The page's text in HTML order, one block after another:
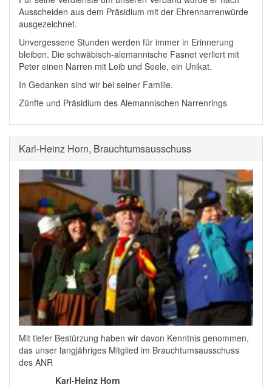
Ausscheiden aus dem Präsidium mit der Ehrennarrenwürde
ausgezeichnet.
Unvergessene Stunden werden für immer in Erinnerung
bleiben. Die schwäbisch-alemannische Fasnet verliert mit
Peter einen Narren mit Leib und Seele, ein Unikat.
In Gedanken sind wir bei seiner Familie.
Zünfte und Präsidium des Alemannischen Narrenrings
Karl-Heinz Horn, Brauchtumsausschuss
Mit tiefer Bestürzung haben wir davon Kenntnis genommen,
das unser langjähriges Mitglied im Brauchtumsausschuss
des ANR
Karl-Heinz Horn